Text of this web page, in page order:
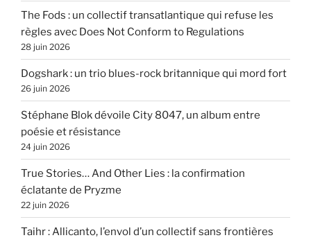
The Fods : un collectif transatlantique qui refuse les
règles avec Does Not Conform to Regulations
28 juin 2026
Dogshark : un trio blues-rock britannique qui mord fort
26 juin 2026
Stéphane Blok dévoile City 8047, un album entre
poésie et résistance
24 juin 2026
True Stories… And Other Lies : la confirmation
éclatante de Pryzme
22 juin 2026
Taihr : Allicanto, l’envol d’un collectif sans frontières